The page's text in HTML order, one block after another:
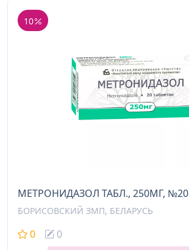
10
МЕТРОНИДАЗОЛ ТАБЛ., 250МГ, №20
БОРИСОВСКИЙ ЗМП, БЕЛАРУСЬ
0 0